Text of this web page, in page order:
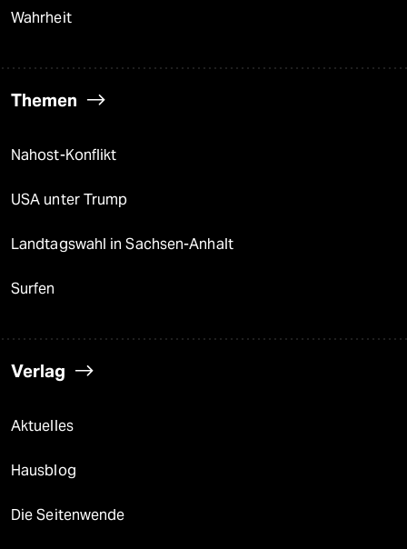
Wahrheit
Themen
Nahost-Konflikt
USA unter Trump
Landtagswahl in Sachsen-Anhalt
Surfen
Verlag
Aktuelles
Hausblog
Die Seitenwende